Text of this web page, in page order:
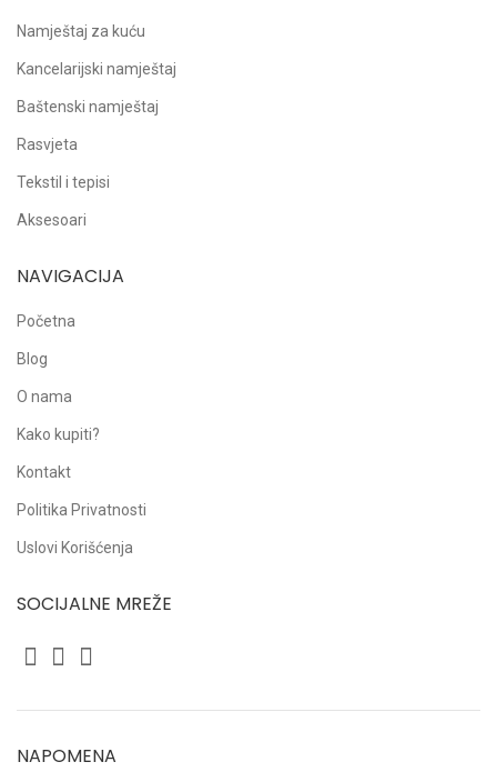
Namještaj za kuću
Kancelarijski namještaj
Baštenski namještaj
Rasvjeta
Tekstil i tepisi
Aksesoari
NAVIGACIJA
Početna
Blog
O nama
Kako kupiti?
Kontakt
Politika Privatnosti
Uslovi Korišćenja
SOCIJALNE MREŽE
NAPOMENA